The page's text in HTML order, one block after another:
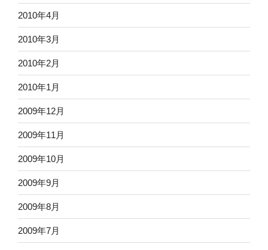
2010年4月
2010年3月
2010年2月
2010年1月
2009年12月
2009年11月
2009年10月
2009年9月
2009年8月
2009年7月